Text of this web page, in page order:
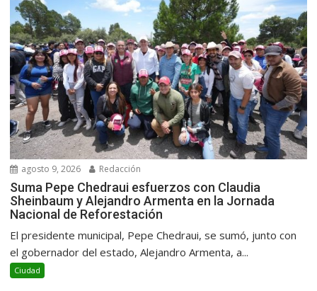
agosto 9, 2026 Redacción
Suma Pepe Chedraui esfuerzos con Claudia
Sheinbaum y Alejandro Armenta en la Jornada
Nacional de Reforestación
El presidente municipal, Pepe Chedraui, se sumó, junto con
el gobernador del estado, Alejandro Armenta, a...
Ciudad